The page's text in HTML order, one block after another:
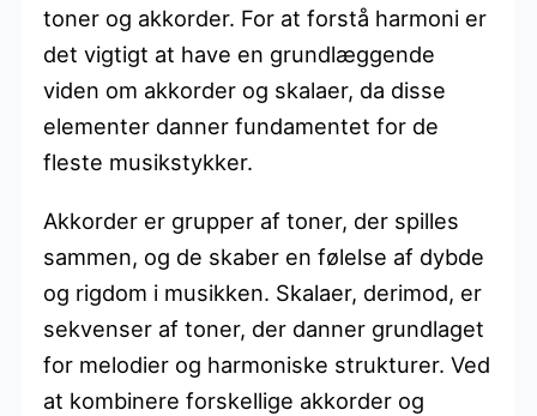
toner og akkorder. For at forstå harmoni er
det vigtigt at have en grundlæggende
viden om akkorder og skalaer, da disse
elementer danner fundamentet for de
fleste musikstykker.
Akkorder er grupper af toner, der spilles
sammen, og de skaber en følelse af dybde
og rigdom i musikken. Skalaer, derimod, er
sekvenser af toner, der danner grundlaget
for melodier og harmoniske strukturer. Ved
at kombinere forskellige akkorder og